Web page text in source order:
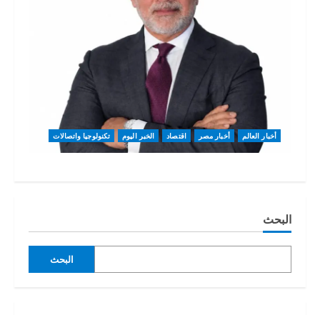
أخبار العالم أخبار مصر اقتصاد الخبر اليوم تكنولوجيا واتصالات
البحث
البحث